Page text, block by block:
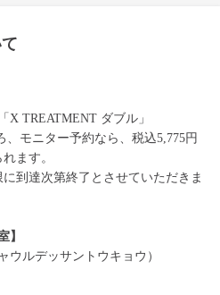
X TREATMENT ダブル」
、モニター予約なら、税込5,775円
ます。
到達次第終了とさせていただきま
】
ウルデッサントウキョウ）